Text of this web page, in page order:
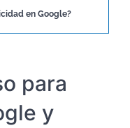
en Google?
para
y